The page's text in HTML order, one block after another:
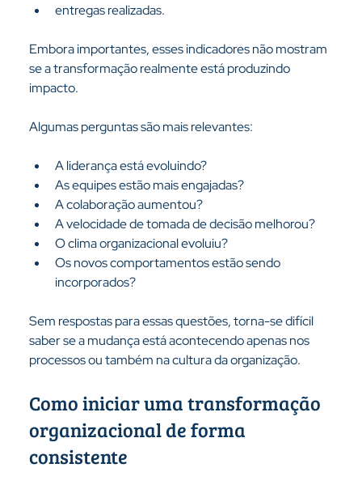
entregas realizadas.
Embora importantes, esses indicadores não mostram
se a transformação realmente está produzindo
impacto.
Algumas perguntas são mais relevantes:
A liderança está evoluindo?
As equipes estão mais engajadas?
A colaboração aumentou?
A velocidade de tomada de decisão melhorou?
O clima organizacional evoluiu?
Os novos comportamentos estão sendo
incorporados?
Sem respostas para essas questões, torna-se difícil
saber se a mudança está acontecendo apenas nos
processos ou também na cultura da organização.
Como iniciar uma transformação
organizacional de forma
consistente